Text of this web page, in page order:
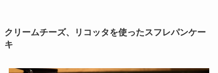
クリームチーズ、リコッタを使ったスフレパンケー
キ